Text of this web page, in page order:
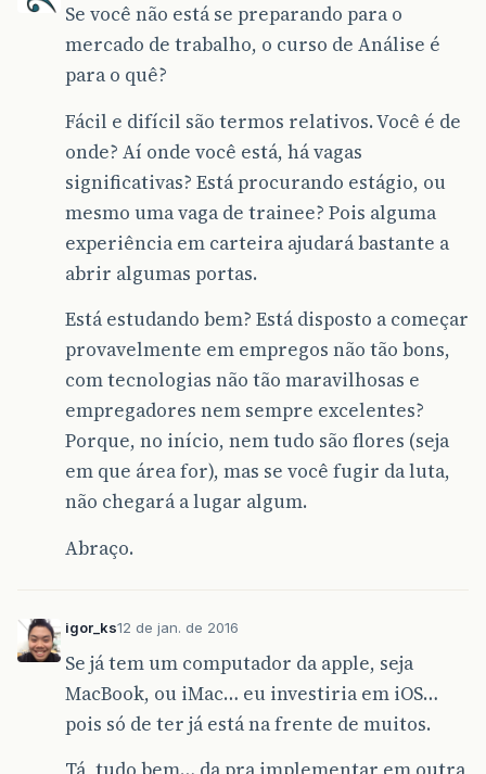
Se você não está se preparando para o
mercado de trabalho, o curso de Análise é
para o quê?
Fácil e difícil são termos relativos. Você é de
onde? Aí onde você está, há vagas
significativas? Está procurando estágio, ou
mesmo uma vaga de trainee? Pois alguma
experiência em carteira ajudará bastante a
abrir algumas portas.
Está estudando bem? Está disposto a começar
provavelmente em empregos não tão bons,
com tecnologias não tão maravilhosas e
empregadores nem sempre excelentes?
Porque, no início, nem tudo são flores (seja
em que área for), mas se você fugir da luta,
não chegará a lugar algum.
Abraço.
igor_ks12 de jan. de 2016
Se já tem um computador da apple, seja
MacBook, ou iMac… eu investiria em iOS…
pois só de ter já está na frente de muitos.